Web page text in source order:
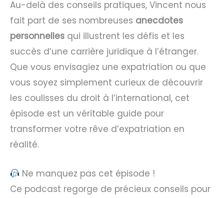
Au-delà des conseils pratiques, Vincent nous
fait part de ses nombreuses anecdotes
personnelles qui illustrent les défis et les
succès d’une carrière juridique à l’étranger.
Que vous envisagiez une expatriation ou que
vous soyez simplement curieux de découvrir
les coulisses du droit à l’international, cet
épisode est un véritable guide pour
transformer votre rêve d’expatriation en
réalité.
Ne manquez pas cet épisode !
Ce podcast regorge de précieux conseils pour